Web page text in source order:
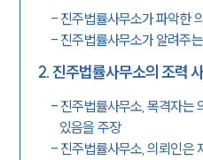
- 진주법률사무소가 파악한
- 진주법률사무소가 알려주
2. 진주법률사무소의 조력
- 진주법률사무소, 목격자는
있음을 주장
- 진주법률사무소, 의뢰인은